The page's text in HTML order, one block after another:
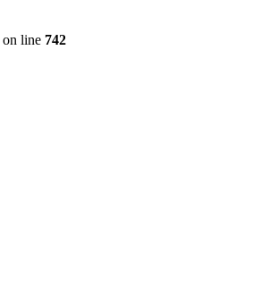
on line 742